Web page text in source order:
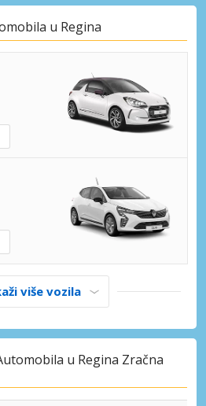
u Regina
više vozila
u Regina Zračna